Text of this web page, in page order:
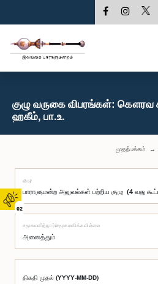
02
குழு வருகை விபரங்கள்:
ஹகீம், பா.உ.
முதற்பக்கம்
குழு
சமூகமளித்தார்/சமூகமளிக்கவில்லை
திகதி முதல் (YYYY-MM-DD)